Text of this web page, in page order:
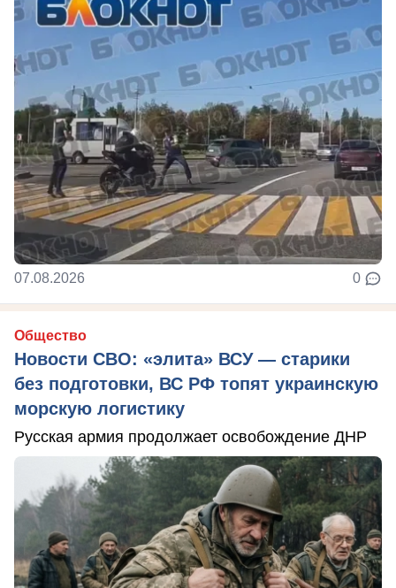
07.08.2026 0
Общество
Новости СВО: «элита» ВСУ — старики
без подготовки, ВС РФ топят украинскую
морскую логистику
Русская армия продолжает освобождение ДНР